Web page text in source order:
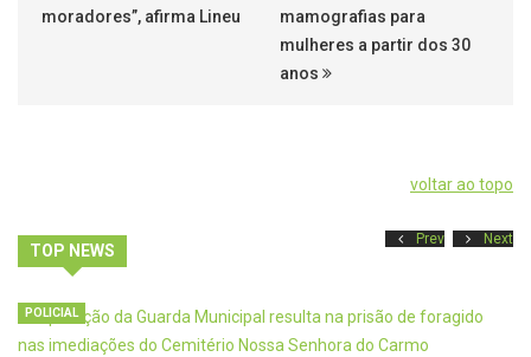
moradores”, afirma Lineu
mamografias para
mulheres a partir dos 30
anos
voltar ao topo
TOP NEWS
Prev Next
POLICIAL